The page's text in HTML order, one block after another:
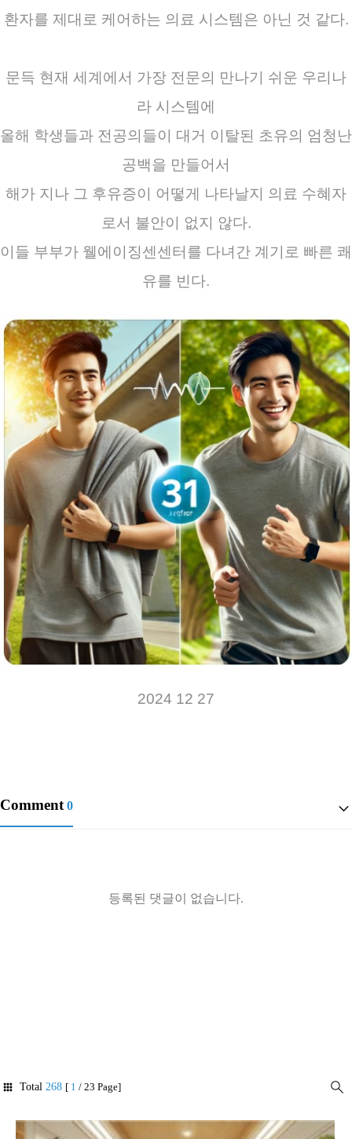
환자를 제대로 케어하는 의료 시스템은 아닌 것 같다.
문득 현재 세계에서 가장 전문의 만나기 쉬운 우리나
라 시스템에
올해 학생들과 전공의들이 대거 이탈된 초유의 엄청난
공백을 만들어서
해가 지나 그 후유증이 어떻게 나타날지 의료 수혜자
로서 불안이 없지 않다.
이들 부부가 웰에이징센센터를 다녀간 계기로 빠른 쾌
유를 빈다.
2024 12 27
Comment 0
등록된 댓글이 없습니다.
Total 268 [ 1 / 23 Page]